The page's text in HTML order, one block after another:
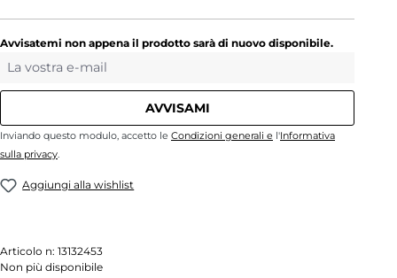
Avvisatemi non appena il prodotto sarà di nuovo disponibile.
La vostra e-mail
AVVISAMI
Inviando questo modulo, accetto le Condizioni generali e l'Informativa
sulla privacy.
Aggiungi alla wishlist
Articolo n: 13132453
Non più disponibile